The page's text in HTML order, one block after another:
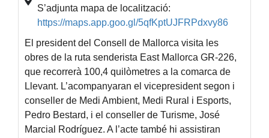
S’adjunta mapa de localització:
https://maps.app.goo.gl/5qfKptUJFRPdxvy86
El president del Consell de Mallorca visita les
obres de la ruta senderista East Mallorca GR-226,
que recorrerà 100,4 quilòmetres a la comarca de
Llevant. L’acompanyaran el vicepresident segon i
conseller de Medi Ambient, Medi Rural i Esports,
Pedro Bestard, i el conseller de Turisme, José
Marcial Rodríguez. A l’acte també hi assistiran